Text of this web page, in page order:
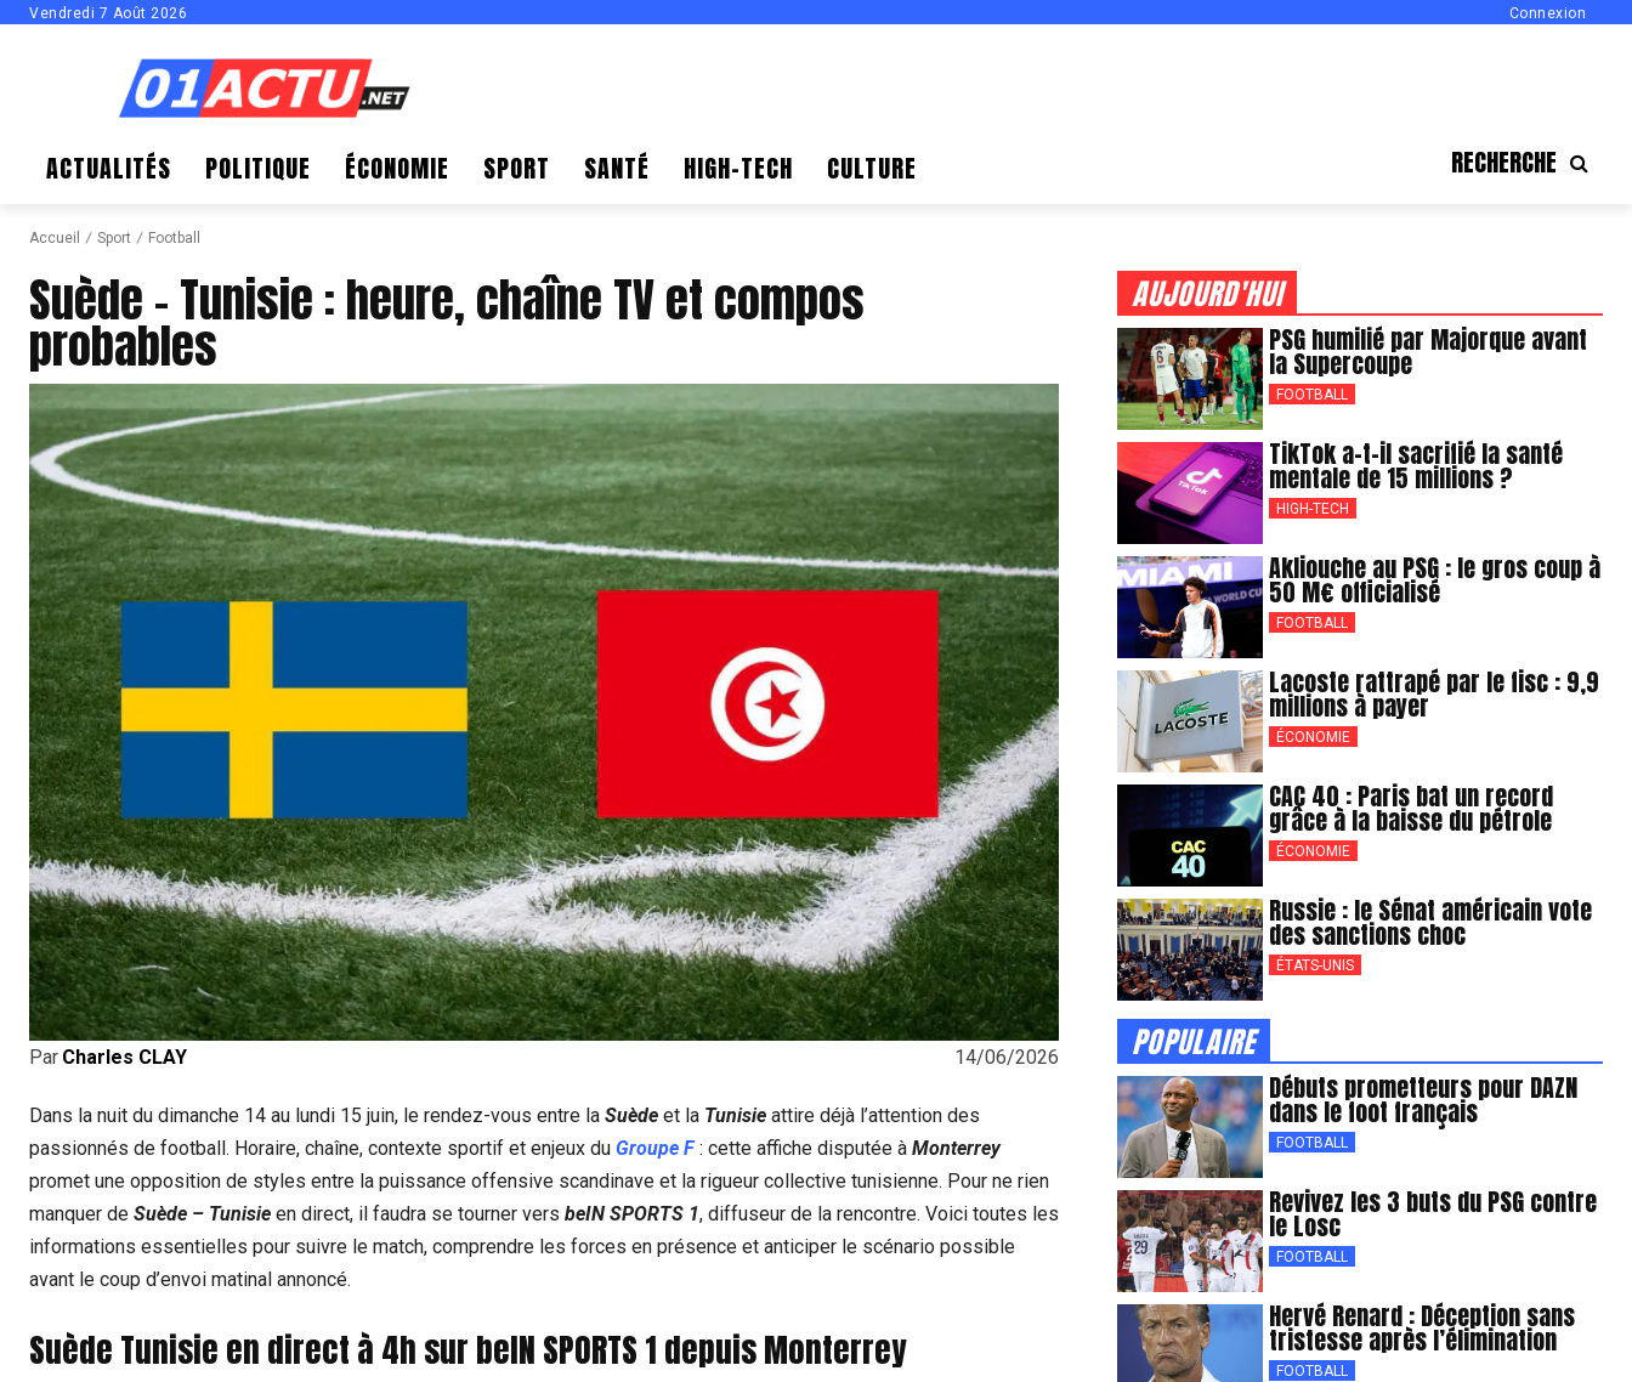
Vendredi 7 Août 2026 Connexion
ACTUALITÉS POLITIQUE ÉCONOMIE SPORT SANTÉ HIGH-TECH CULTURE RECHERCHE
Accueil Sport Football
Suède – Tunisie : heure, chaîne TV et compos
probables
14/06/2026
Par Charles CLAY
Dans la nuit du dimanche 14 au lundi 15 juin, le rendez-vous entre la Suède et la Tunisie attire déjà l’attention des
passionnés de football. Horaire, chaîne, contexte sportif et enjeux du Groupe F: cette affiche disputée à Monterrey
promet une opposition de styles entre la puissance offensive scandinave et la rigueur collective tunisienne. Pour ne rien
manquer de Suède – Tunisie en direct, il faudra se tourner vers beIN SPORTS 1, diffuseur de la rencontre. Voici toutes les
informations essentielles pour suivre le match, comprendre les forces en présence et anticiper le scénario possible
avant le coup d’envoi matinal annoncé.
Suède Tunisie en direct à 4h sur beIN SPORTS 1 depuis Monterrey
AUJOURD'HUI
PSG humilié par Majorque avant
la Supercoupe
FOOTBALL
TikTok a-t-il sacrifié la santé
mentale de 15 millions ?
HIGH-TECH
Akliouche au PSG : le gros coup à
50 M€ officialisé
FOOTBALL
Lacoste rattrapé par le fisc : 9,9
millions à payer
ÉCONOMIE
CAC 40 : Paris bat un record
grâce à la baisse du pétrole
ÉCONOMIE
Russie : le Sénat américain vote
des sanctions choc
ÉTATS-UNIS
POPULAIRE
Débuts prometteurs pour DAZN
dans le foot français
FOOTBALL
Revivez les 3 buts du PSG contre
le Losc
FOOTBALL
Hervé Renard : Déception sans
tristesse après l’élimination
FOOTBALL